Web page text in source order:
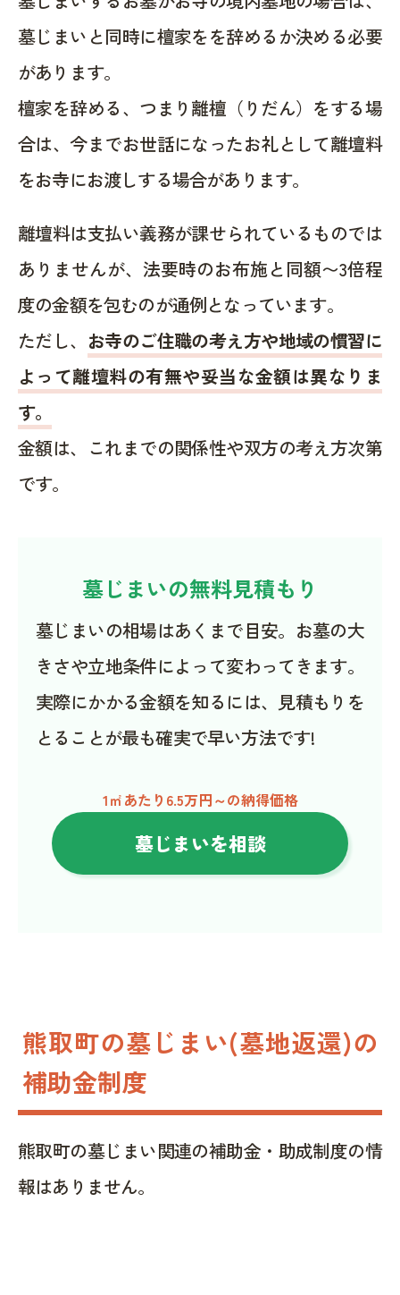
墓じまいと同時に檀家をを辞めるか決める必要
があります。
檀家を辞める、つまり離檀（りだん）をする場
合は、今までお世話になったお礼として離壇料
をお寺にお渡しする場合があります。
離壇料は支払い義務が課せられているものでは
ありませんが、法要時のお布施と同額〜3倍程
度の金額を包むのが通例となっています。
ただし、 お寺のご住職の考え方や地域の慣習に
よって離壇料の有無や妥当な金額は異なりま
す。
金額は、これまでの関係性や双方の考え方次第
です。
墓じまいの無料見積もり
墓じまいの相場はあくまで目安。お墓の大
きさや立地条件によって変わってきます。
実際にかかる金額を知るには、見積もりを
とることが最も確実で早い方法です!
1㎡あたり6.5万円～の納得価格
墓じまいを相談
熊取町の墓じまい(墓地返還)の
補助金制度
熊取町の墓じまい関連の補助金・助成制度の情
報はありません。